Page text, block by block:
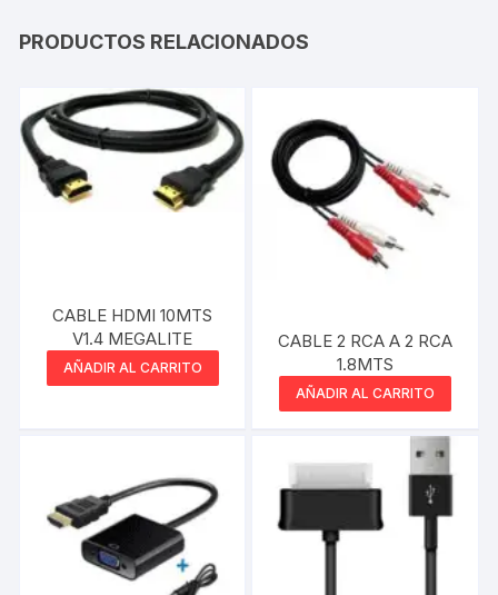
PRODUCTOS RELACIONADOS
CABLE HDMI 10MTS
V1.4 MEGALITE
AÑADIR AL CARRITO
CABLE 2 RCA A 2 RCA
1.8MTS
AÑADIR AL CARRITO